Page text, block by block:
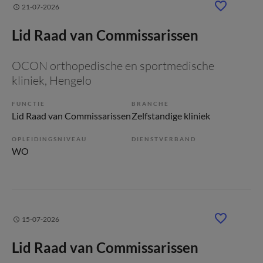
21-07-2026
Lid Raad van Commissarissen
OCON orthopedische en sportmedische
kliniek, Hengelo
FUNCTIE
Lid Raad van Commissarissen
BRANCHE
Zelfstandige kliniek
OPLEIDINGSNIVEAU
WO
DIENSTVERBAND
15-07-2026
Lid Raad van Commissarissen